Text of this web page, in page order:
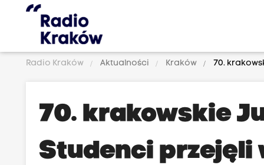
Radio Kraków Aktualności Kraków 70.
70. krakowskie
Studenci przejęli